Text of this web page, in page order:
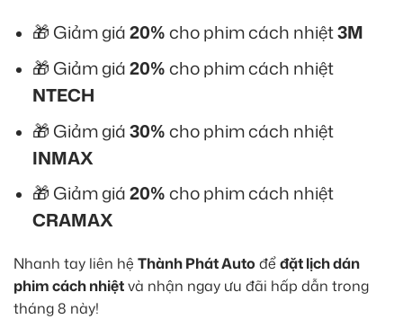
🎁 Giảm giá20%cho phim cách nhiệt3M
🎁 Giảm giá20%cho phim cách nhiệt
NTECH
🎁 Giảm giá30%cho phim cách nhiệt
INMAX
🎁 Giảm giá20%cho phim cách nhiệt
CRAMAX
Nhanh tay liên hệ Thành Phát Auto đểđặt lịch dán
phim cách nhiệtvà nhận ngay ưu đãi hấp dẫn trong
tháng 8 này!